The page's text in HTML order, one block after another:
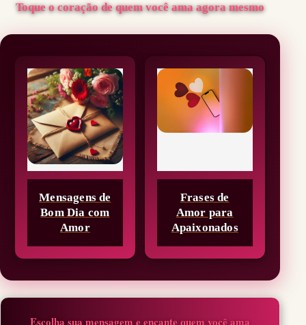
Toque o coração de quem você ama agora mesmo
Mensagens de
Bom Dia com
Amor
Frases de
Amor para
Apaixonados
Escolha sua mensagem e encante quem você ama